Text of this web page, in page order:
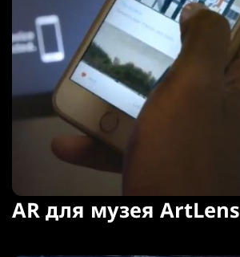
AR для музея ArtLens